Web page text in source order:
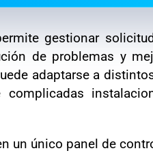
gestionar
de problemas y
adaptarse a
complicadas
un único panel de